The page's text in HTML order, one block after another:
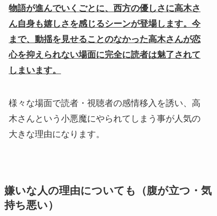
物語が進んでいくごとに、西方の優しさに高木さ
ん自身も嬉しさを感じるシーンが登場します。今
まで、動揺を見せることのなかった高木さんが恋
心を抑えられない場面に完全に読者は魅了されて
しまいます。
様々な場面で読者・視聴者の感情移入を誘い、高
木さんという小悪魔にやられてしまう事が人気の
大きな理由になります。
嫌いな人の理由についても（腹が立つ・気
持ち悪い）